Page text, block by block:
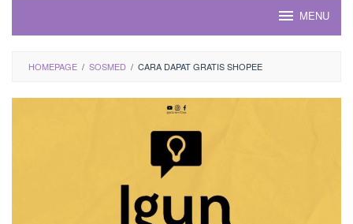
MENU
HOMEPAGE / SOSMED / CARA DAPAT GRATIS SHOPEE